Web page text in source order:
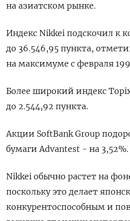
на азиатском рынке.
Индекс Nikkei подскочил к
до 36.546,95 пункта,
на максимуме с февраля
Более широкий индекс
до 2.544,92 пункта.
Акции SoftBank Group
бумаги Advantest - на 3,52%.
Nikkei обычно растет на
поскольку это делает
конкурентоспособным и